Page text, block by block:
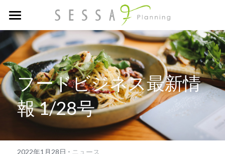
トップ
お客様の声・実績
フードビジネスNEWS
FAQ
リクルート
フードビジネス最新情
報 1/28号
2022年1月28日 · ニュース